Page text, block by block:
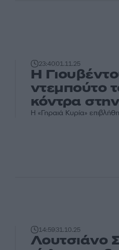
23:4001.11.25
Η
ντεμπούτο
κόντρα
Η «Γηραιά Κυρία»
14:5931.10.25
Λουτσιάνο